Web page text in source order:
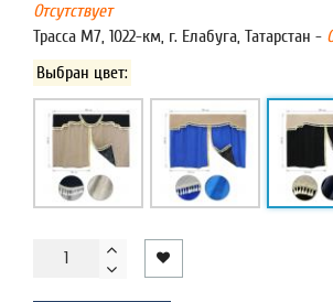
Отсутствует
Трасса М7, 1022-км, г. Елабуга, Татарстан -
Выбран цвет: